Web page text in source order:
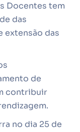
Docentes tem
das
extensão das
de
contribuir
no dia 25 de